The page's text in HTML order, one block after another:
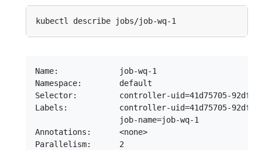
Name:             job-wq-1
Namespace:        default
Selector:         controller-uid=41d75705-92df-
Labels:           controller-uid=41d75705-92df-
                  job-name=job-wq-1
Annotations:      <none>
Parallelism:      2